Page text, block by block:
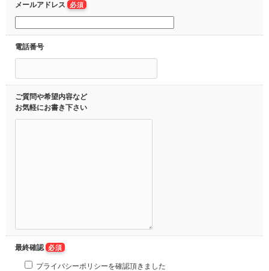
メールアドレス 必須
電話番号
ご質問や希望内容など
お気軽にお書き下さい
最終確認 必須
プライバシーポリシーを確認頂きました